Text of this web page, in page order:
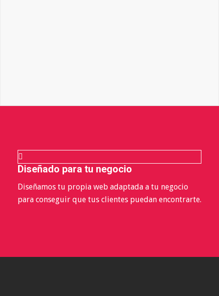
Diseñado para tu negocio
Diseñamos tu propia web adaptada a tu negocio
para conseguir que tus clientes puedan encontrarte.